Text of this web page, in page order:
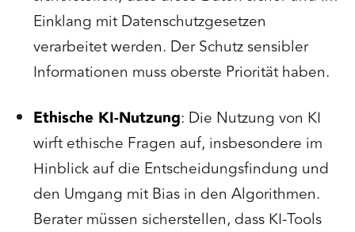
Einklang mit Datenschutzgesetzen
verarbeitet werden. Der Schutz sensibler
Informationen muss oberste Priorität haben.
Ethische KI-Nutzung: Die Nutzung von KI
wirft ethische Fragen auf, insbesondere im
Hinblick auf die Entscheidungsfindung und
den Umgang mit Bias in den Algorithmen.
Berater müssen sicherstellen, dass KI-Tools